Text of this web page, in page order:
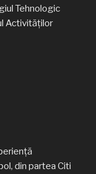
Tehnologic
Activităților
din partea Citi